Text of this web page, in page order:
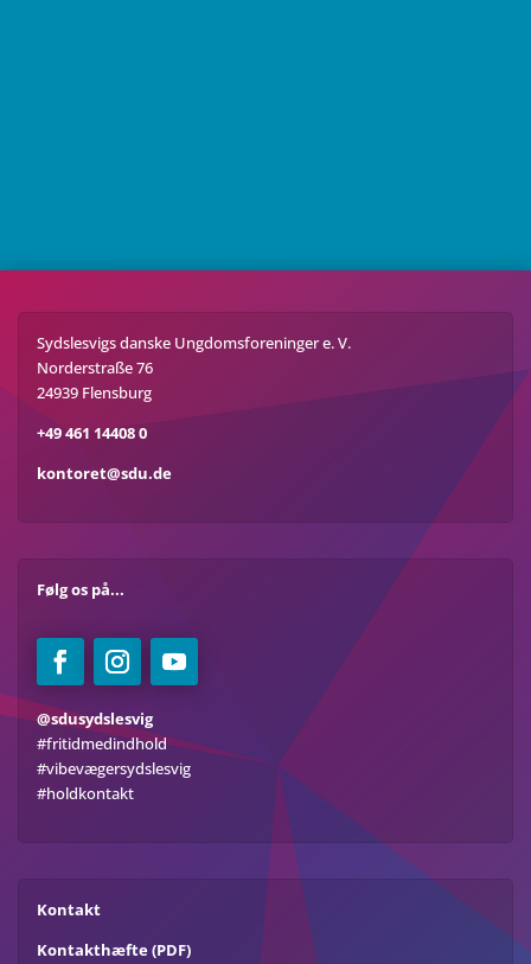
Sydslesvigs danske Ungdomsforeninger e. V.
Norderstraße 76
24939 Flensburg
+49 461 14408 0
kontoret@sdu.de
Følg os på...
@sdusydslesvig
#fritidmedindhold
#vibevægersydslesvig
#holdkontakt
Kontakt
Kontakthæfte (PDF)